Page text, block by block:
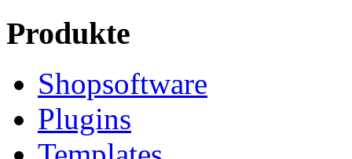
Produkte
Shopsoftware
Plugins